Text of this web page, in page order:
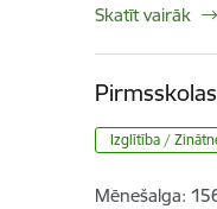
Skatīt vairāk
Izglītība /
Mēnešalga: